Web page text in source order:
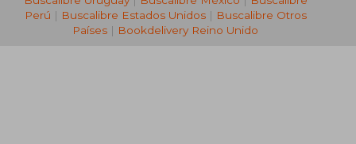
Perú | Buscalibre Estados Unidos| Buscalibre Otros
Países | Bookdelivery Reino Unido